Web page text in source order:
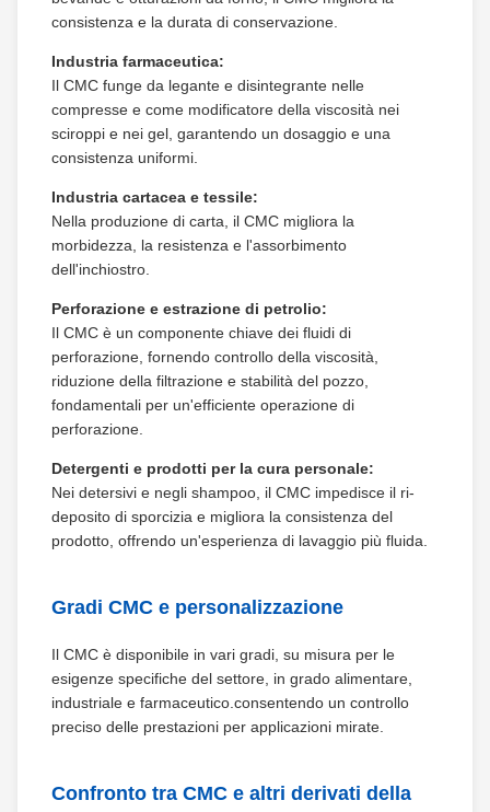
consistenza e la durata di conservazione.
Industria farmaceutica:
Il CMC funge da legante e disintegrante nelle
compresse e come modificatore della viscosità nei
sciroppi e nei gel, garantendo un dosaggio e una
consistenza uniformi.
Industria cartacea e tessile:
Nella produzione di carta, il CMC migliora la
morbidezza, la resistenza e l'assorbimento
dell'inchiostro.
Perforazione e estrazione di petrolio:
Il CMC è un componente chiave dei fluidi di
perforazione, fornendo controllo della viscosità,
riduzione della filtrazione e stabilità del pozzo,
fondamentali per un'efficiente operazione di
perforazione.
Detergenti e prodotti per la cura personale:
Nei detersivi e negli shampoo, il CMC impedisce il ri-
deposito di sporcizia e migliora la consistenza del
prodotto, offrendo un'esperienza di lavaggio più fluida.
Gradi CMC e personalizzazione
Il CMC è disponibile in vari gradi, su misura per le
esigenze specifiche del settore, in grado alimentare,
industriale e farmaceutico.consentendo un controllo
preciso delle prestazioni per applicazioni mirate.
Confronto tra CMC e altri derivati della